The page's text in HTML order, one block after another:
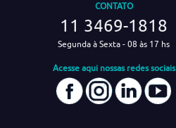
CONTATO
11 3469-1818
Segunda à Sexta - 08 às 17 hs
Acesse aqui nossas redes sociais